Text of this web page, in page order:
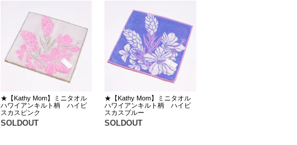
★【Kathy Mom】ミニタオル
ハワイアンキルト柄 ハイビ
スカスピンク
SOLDOUT
★【Kathy Mom】ミニタオル
ハワイアンキルト柄 ハイビ
スカスブルー
SOLDOUT